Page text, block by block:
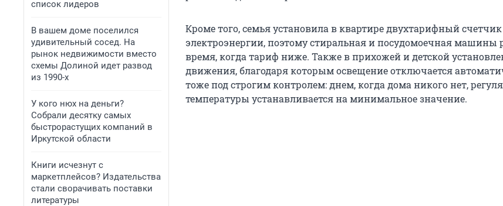
список лидеров
В вашем доме поселился
удивительный сосед. На
рынок недвижимости вместо
схемы Долиной идет развод
из 1990-х
У кого нюх на деньги?
Собрали десятку самых
быстрорастущих компаний в
Иркутской области
Книги исчезнут с
маркетплейсов? Издательства
стали сворачивать поставки
литературы
Кроме того, семья установила в квартире двухтарифный счетчик
электроэнергии, поэтому стиральная и посудомоечная машины
время, когда тариф ниже. Также в прихожей и детской
движения, благодаря которым освещение отключается
тоже под строгим контролем: днем, когда дома никого нет,
температуры устанавливается на минимальное значение.